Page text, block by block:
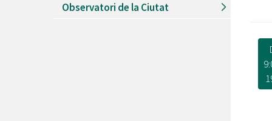
Observatori de la Ciutat